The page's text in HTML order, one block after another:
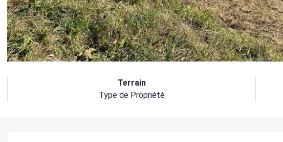
Terrain
Type de Propriété